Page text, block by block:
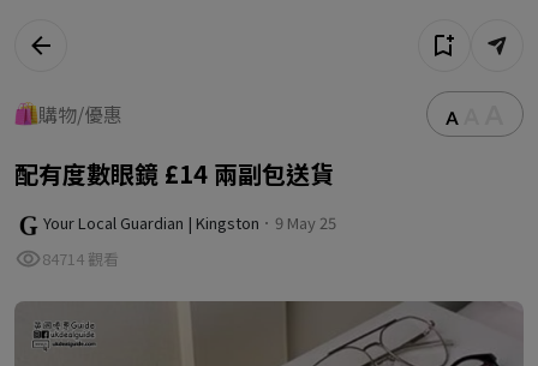
購物/優惠
配有度數眼鏡 £14 兩副包送貨
Your Local Guardian | Kingston ．9 May 25
84714 觀看